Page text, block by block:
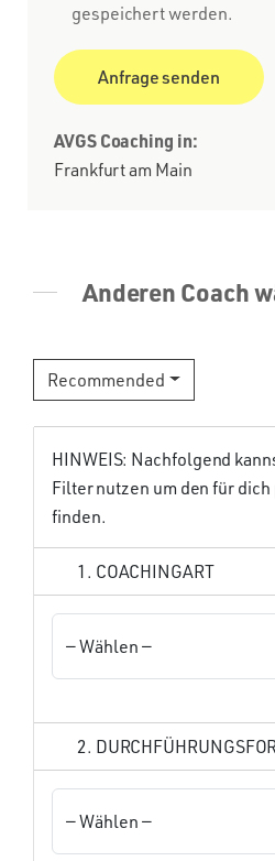
gespeichert werden.
AVGS Coaching in:
Frankfurt am Main
Anderen Coach
Recommended
HINWEIS: Nachfolgend
Filter nutzen um den für dich
finden.
1. COACHINGART
2.